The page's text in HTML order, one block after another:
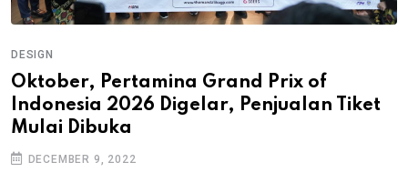
DESIGN
Oktober, Pertamina Grand Prix of
Indonesia 2026 Digelar, Penjualan Tiket
Mulai Dibuka
DECEMBER 9, 2022